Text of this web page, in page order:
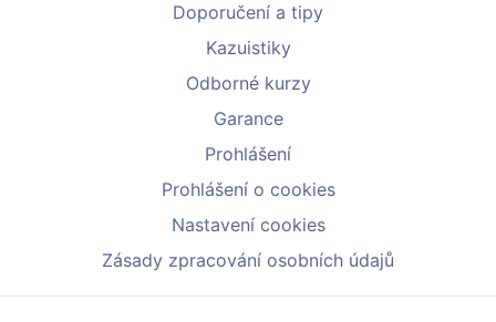
Doporučení a tipy
Kazuistiky
Odborné kurzy
Garance
Prohlášení
Prohlášení o cookies
Nastavení cookies
Zásady zpracování osobních údajů